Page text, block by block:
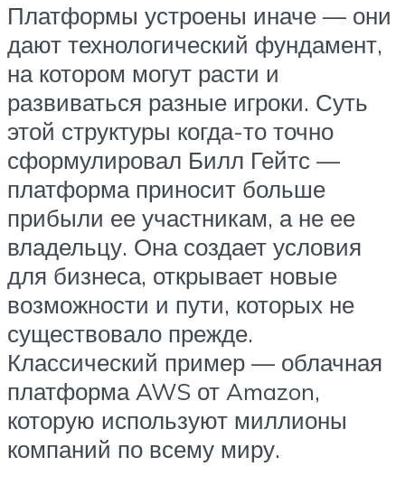
Платформы устроены иначе — они
дают технологический фундамент,
на котором могут расти и
развиваться разные игроки. Суть
этой структуры когда-то точно
сформулировал Билл Гейтс —
платформа приносит больше
прибыли ее участникам, а не ее
владельцу. Она создает условия
для бизнеса, открывает новые
возможности и пути, которых не
существовало прежде.
Классический пример — облачная
платформа AWS от Amazon,
которую используют миллионы
компаний по всему миру.